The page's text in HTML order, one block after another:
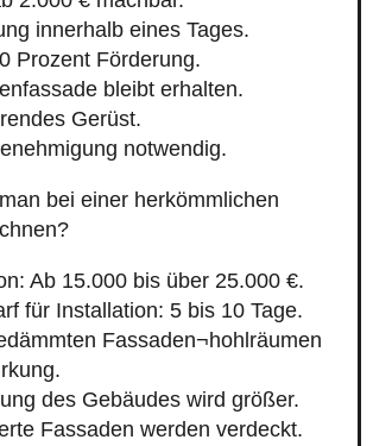
innerhalb eines Tages.
Prozent Förderung.
bleibt erhalten.
Gerüst.
notwendig.
bei einer herkömmlichen
Ab 15.000 bis über 25.000 €.
für Installation: 5 bis 10 Tage.
Fassaden¬hohlräumen
des Gebäudes wird größer.
Fassaden werden verdeckt.